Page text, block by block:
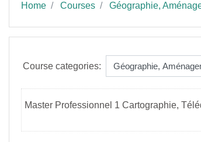
Home Courses Géographie,
Course categories:
Master Professionnel 1 Cartographie,